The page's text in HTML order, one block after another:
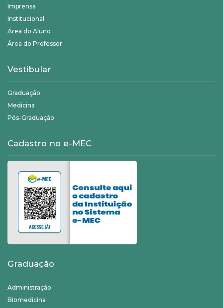
Imprensa
Institucional
Área do Aluno
Área do Professor
Vestibular
Graduação
Medicina
Pós-Graduação
Cadastro no e-MEC
Graduação
Administração
Biomedicina